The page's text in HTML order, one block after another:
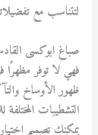
لتتناسب مع
صباغ ابوكسى
فهي لا توفر
ظهور الأوساخ
التشطيبات
يمكنك تصميم